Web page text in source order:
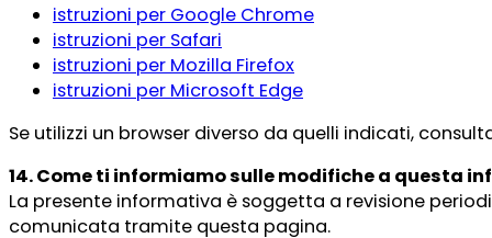
istruzioni per Google Chrome
istruzioni per Safari
istruzioni per Mozilla Firefox
istruzioni per Microsoft Edge
Se utilizzi un browser diverso da quelli indicati,
14. Come ti informiamo sulle modifiche a questa
La presente informativa è soggetta a revisione
comunicata tramite questa pagina.